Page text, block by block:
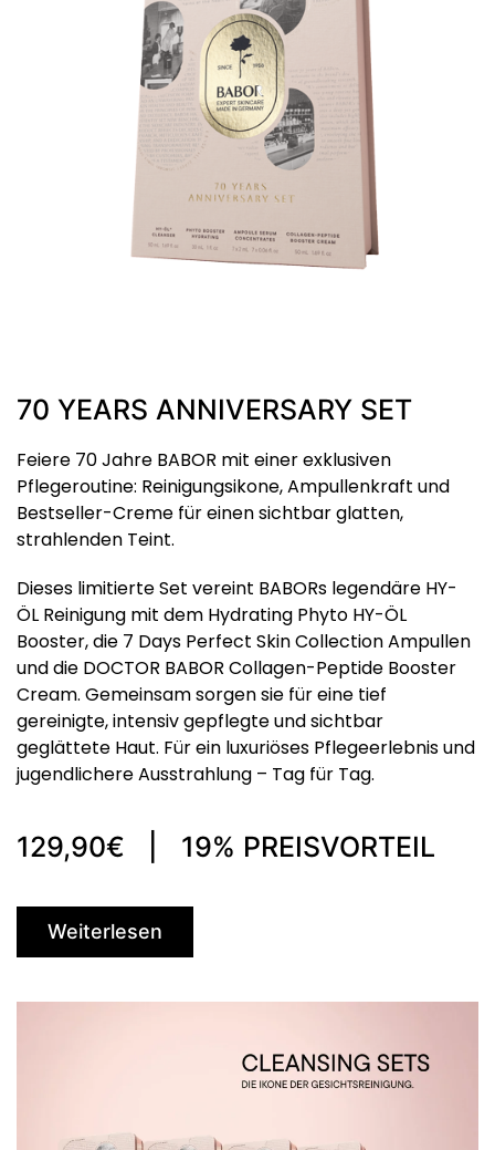
70 YEARS ANNIVERSARY SET
Feiere 70 Jahre BABOR mit einer exklusiven
Pflegeroutine: Reinigungsikone, Ampullenkraft und
Bestseller-Creme für einen sichtbar glatten,
strahlenden Teint.
Dieses limitierte Set vereint BABORs legendäre HY-
ÖL Reinigung mit dem Hydrating Phyto HY-ÖL
Booster, die 7 Days Perfect Skin Collection Ampullen
und die DOCTOR BABOR Collagen-Peptide Booster
Cream. Gemeinsam sorgen sie für eine tief
gereinigte, intensiv gepflegte und sichtbar
geglättete Haut. Für ein luxuriöses Pflegeerlebnis und
jugendlichere Ausstrahlung – Tag für Tag.
129,90€ | 19% PREISVORTEIL
Weiterlesen